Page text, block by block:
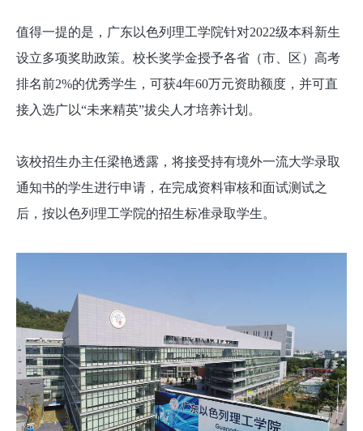
值得一提的是，广东以色列理工学院针对2022级本科新生
设立多项奖助政策。校长奖学金授予各省（市、区）高考
排名前2%的优秀学生，可获4年60万元资助额度，并可直
接入选广以“未来精英”拔尖人才培养计划。
该校招生办主任梁艳透露，将接受持有境外一流大学录取
通知书的学生进行申请，在完成资料审核和面试测试之
后，按以色列理工学院的招生标准录取学生。